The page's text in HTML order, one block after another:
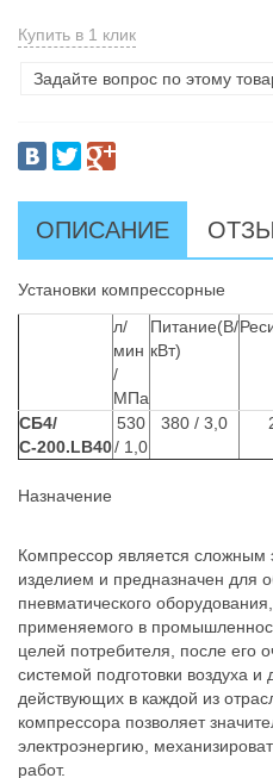
Купить в 1 клик
Задайте вопрос по этому
ОПИСАНИЕ
Установки компрессорные
л/
мин
/
МПа
Питание(В/
кВт)
СБ4/
С-200.LB40
530
/ 1,0
380 / 3,0
Назначение
Компрессор является сложным
изделием и предназначен для
пневматического
применяемого в
целей потребителя, после его
системой подготовки воздуха и
действующих в каждой из
компрессора позволяет
электроэнергию,
работ.